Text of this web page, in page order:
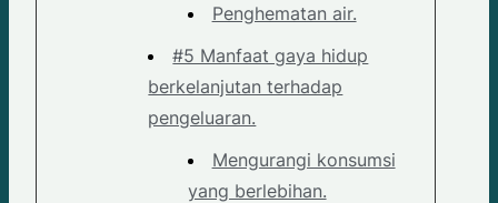
Penghematan air.
#5 Manfaat gaya hidup
berkelanjutan terhadap
pengeluaran.
Mengurangi konsumsi
yang berlebihan.